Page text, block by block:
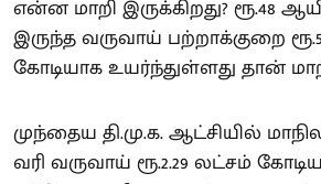
என்ன மாறி இருக்கிறது? ரூ.48
இருந்த வருவாய் பற்றாக்குறை
கோடியாக உயர்ந்துள்ளது தான்
முந்தைய தி.மு.க. ஆட்சியில்
வரி வருவாய் ரூ.2.29 லட்சம்